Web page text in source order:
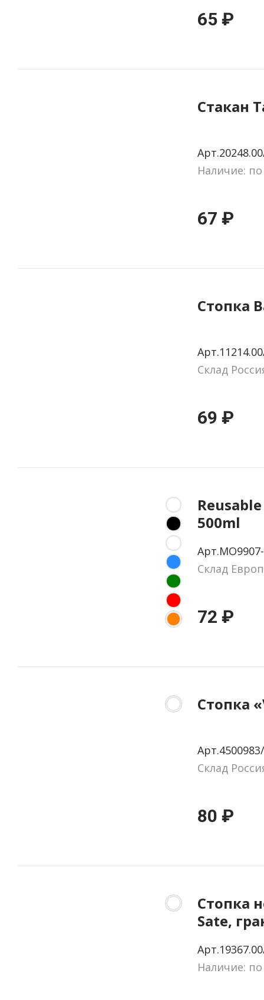
65 ₽
Стакан
Наличие:
67 ₽
Стопка
Склад
69 ₽
500ml
Склад
72 ₽
Стопка
Склад
80 ₽
Стопка
Sate,
Наличие: